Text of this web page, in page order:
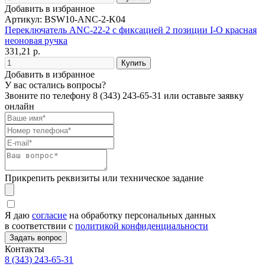
Добавить в избранное
Артикул: BSW10-ANC-2-K04
Переключатель ANC-22-2 с фиксацией 2 позиции I-O красная
неоновая ручка
331,21 р.
Добавить в избранное
У вас остались вопросы?
Звоните по телефону 8 (343) 243-65-31 или оставьте заявку
онлайн
Прикрепить реквизиты или техническое задание
Я даю согласие на обработку персональных данных
в соответствии с политикой конфиденциальности
Контакты
8 (343) 243-65-31